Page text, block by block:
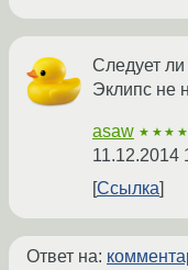
Следует ли
Эклипс не
asaw
11.12.2014
Ссылка
Ответ на: